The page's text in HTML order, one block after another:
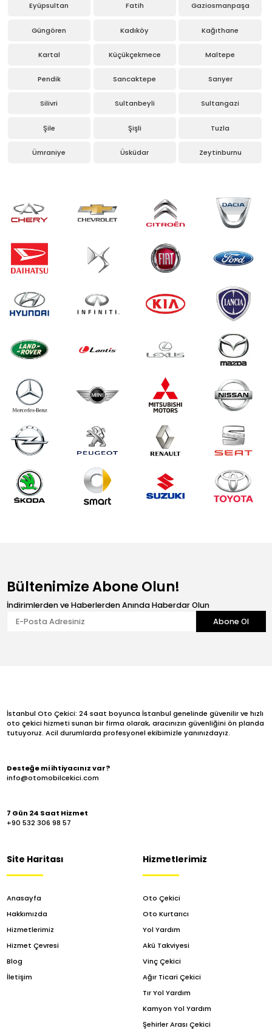
Eyüpsultan Fatih Gaziosmanpaşa
Güngören Kadıköy Kağıthane
Kartal Küçükçekmece Maltepe
Pendik Sancaktepe Sarıyer
Silivri Sultanbeyli Sultangazi
Şile Şişli Tuzla
Ümraniye Üsküdar Zeytinburnu
Bültenimize Abone Olun!
İndirimlerden ve Haberlerden Anında Haberdar Olun
Abone Ol
İstanbul Oto Çekici: 24 saat boyunca İstanbul genelinde güvenilir ve hızlı
oto çekici hizmeti sunan bir firma olarak, aracınızın güvenliğini ön planda
tutuyoruz. Acil durumlarda profesyonel ekibimizle yanınızdayız.
Desteğe mi ihtiyacınız var?
info@otomobilcekici.com
7 Gün 24 Saat Hizmet
+90 532 306 98 57
Site Haritası
Anasayfa
Hakkımızda
Hizmetlerimiz
Hizmet Çevresi
Blog
İletişim
Hizmetlerimiz
Oto Çekici
Oto Kurtarıcı
Yol Yardım
Akü Takviyesi
Vinç Çekici
Ağır Ticari Çekici
Tır Yol Yardım
Kamyon Yol Yardım
Şehirler Arası Çekici